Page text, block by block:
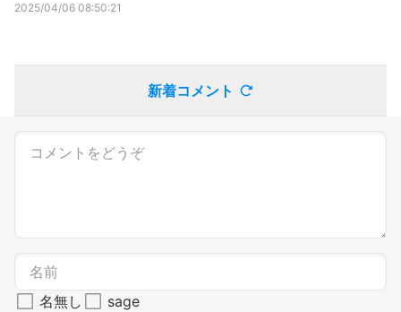
2025/04/06 08:50:21
新着コメント
名無し sage